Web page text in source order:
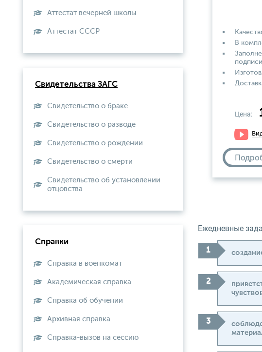
В
подписи
Цена:
Ежедневные
Аттестат вечерней школы
Aттестат СССР
Свидетельства ЗАГС
Свидетельство о браке
Свидетельство о разводе
Свидетельство о рождении
Свидетельство о смерти
Свидетельство об установлении
отцовства
Справки
Справка в военкомат
Академическая справка
Справка об обучении
Архивная справка
Справка-вызов на сессию